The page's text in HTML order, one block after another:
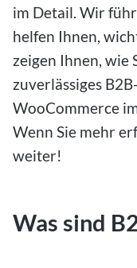
im Detail. Wir
helfen Ihnen,
zeigen Ihnen, wie
zuverlässiges
WooCommerce
Wenn Sie mehr
weiter!
Was sind